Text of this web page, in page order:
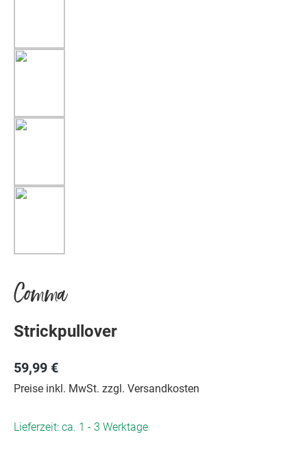
Comma
Strickpullover
59,99 €
Preise inkl. MwSt. zzgl. Versandkosten
Lieferzeit: ca. 1 - 3 Werktage